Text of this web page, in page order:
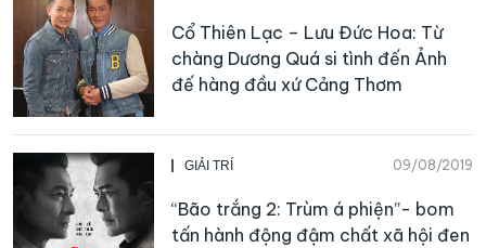
Cổ Thiên Lạc – Lưu Đức Hoa: Từ
chàng Dương Quá si tình đến Ảnh
đế hàng đầu xứ Cảng Thơm
GIẢI TRÍ 09/08/2019
“Bão trắng 2: Trùm á phiện”- bom
tấn hành động đậm chất xã hội đen